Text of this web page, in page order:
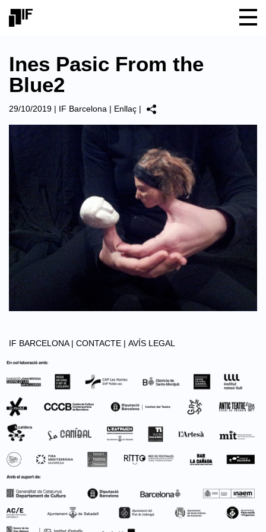
Ines Pasic From the
Blue2
29/10/2019 | IF Barcelona | Enllaç |
IF BARCELONA | CONTACTE | AVÍS LEGAL